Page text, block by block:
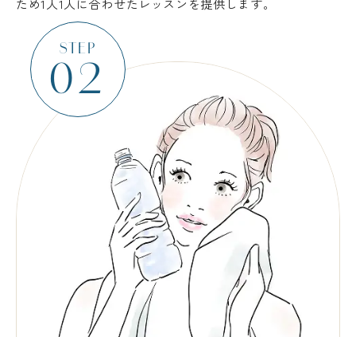
ため1人1人に合わせたレッスンを提供します。
STEP